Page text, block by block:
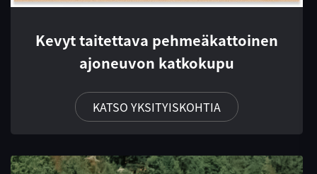
Kevyt taitettava pehmeäkattoinen
ajoneuvon katkokupu
KATSO YKSITYISKOHTIA